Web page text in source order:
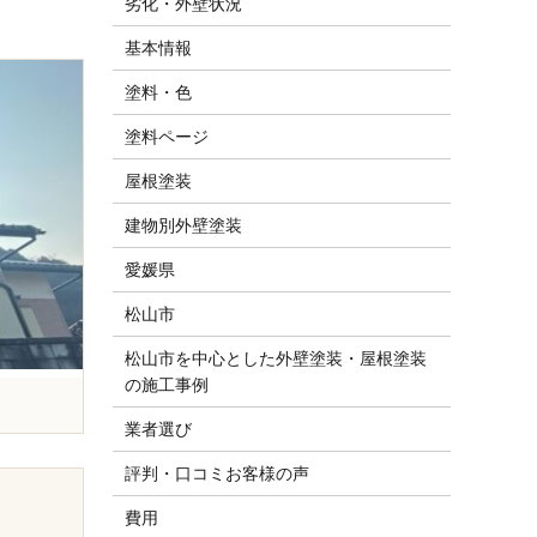
基本情報
塗料・色
塗料ページ
屋根塗装
建物別外壁塗装
愛媛県
松山市
松山市を中心とした外壁塗装・屋根塗装
の施工事例
業者選び
評判・口コミお客様の声
費用